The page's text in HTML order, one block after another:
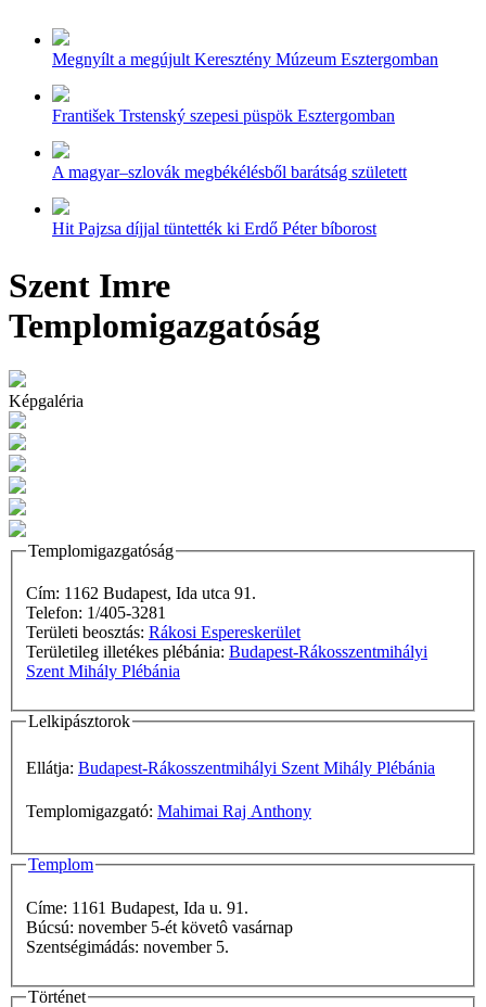
Megnyílt a megújult Keresztény Múzeum Esztergomban
František Trstenský szepesi püspök Esztergomban
A magyar–szlovák megbékélésből barátság született
Hit Pajzsa díjjal tüntették ki Erdő Péter bíborost
Szent Imre
Templomigazgatóság
Képgaléria
Templomigazgatóság
Cím: 1162 Budapest, Ida utca 91.
Telefon: 1/405-3281
Területi beosztás: Rákosi Espereskerület
Területileg illetékes plébánia: Budapest-Rákosszentmihályi
Szent Mihály Plébánia
Lelkipásztorok
Ellátja: Budapest-Rákosszentmihályi Szent Mihály Plébánia
Templomigazgató: Mahimai Raj Anthony
Templom
Címe: 1161 Budapest, Ida u. 91.
Búcsú: november 5-ét követô vasárnap
Szentségimádás: november 5.
Történet